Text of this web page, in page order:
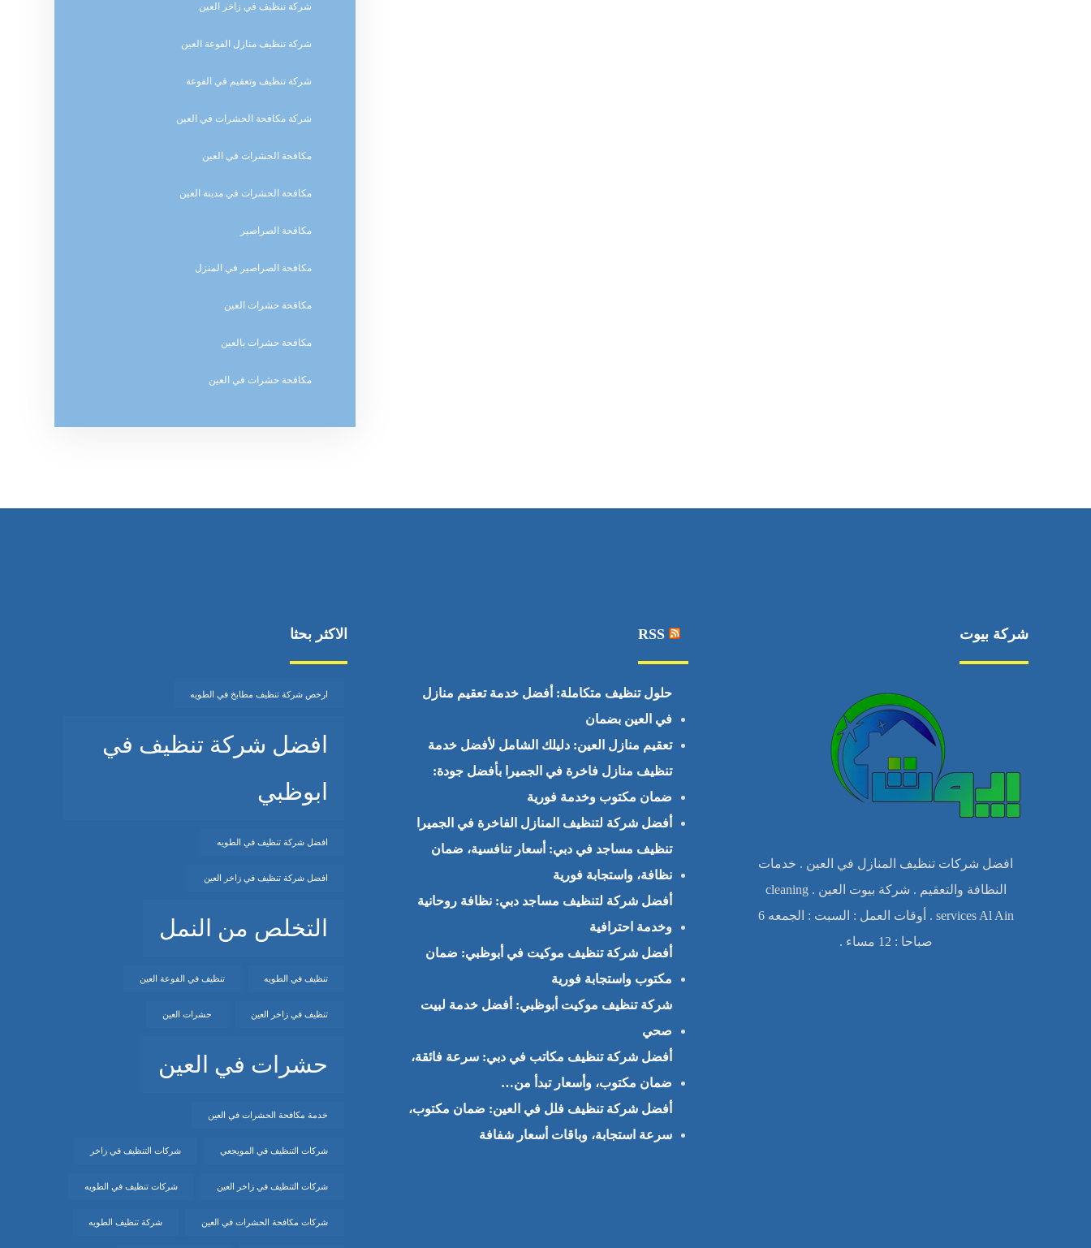
شركة تنظيف في زاخر العين
شركة تنظيف منازل الفوعة العين
شركة تنظيف وتعقيم في الفوعة
شركة مكافحة الحشرات في العين
مكافحة الحشرات في العين
مكافحة الحشرات في مدينة العين
مكافحة الصراصير
مكافحة الصراصير في المنزل
مكافحة حشرات العين
مكافحة حشرات بالعين
مكافحة حشرات في العين
شركة بيوت
افضل شركات تنظيف المنازل في العين . خدمات
النظافة والتعقيم . شركة بيوت العين . cleaning
services Al Ain . أوقات العمل : السبت : الجمعه 6
صباحا : 12 مساء .
RSS
حلول تنظيف متكاملة: أفضل خدمة تعقيم منازل
في العين بضمان
تعقيم منازل العين: دليلك الشامل لأفضل خدمة
تنظيف منازل فاخرة في الجميرا بأفضل جودة:
ضمان مكتوب وخدمة فورية
أفضل شركة لتنظيف المنازل الفاخرة في الجميرا
تنظيف مساجد في دبي: أسعار تنافسية، ضمان
نظافة، واستجابة فورية
أفضل شركة لتنظيف مساجد دبي: نظافة روحانية
وخدمة احترافية
أفضل شركة تنظيف موكيت في أبوظبي: ضمان
مكتوب واستجابة فورية
شركة تنظيف موكيت أبوظبي: أفضل خدمة لبيت
صحي
أفضل شركة تنظيف مكاتب في دبي: سرعة فائقة،
ضمان مكتوب، وأسعار تبدأ من…
أفضل شركة تنظيف فلل في العين: ضمان مكتوب،
سرعة استجابة، وباقات أسعار شفافة
الاكثر بحثا
ارخص شركة تنظيف مطابخ في الطويه
افضل شركة تنظيف في
ابوظبي
افضل شركة تنظيف في الطويه
افضل شركة تنظيف في زاخر العين
التخلص من النمل
تنظيف في الطويه تنظيف في الفوعة العين
تنظيف في زاخر العين حشرات العين
حشرات في العين
خدمة مكافحة الحشرات في العين
شركات التنظيف في المويجعي شركات التنظيف في زاخر
شركات التنظيف في زاخر العين شركات تنظيف في الطويه
شركات مكافحة الحشرات في العين شركة تنظيف الطويه